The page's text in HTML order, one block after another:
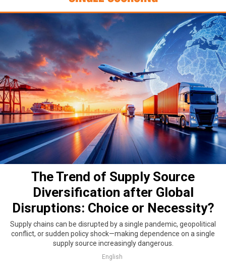
The Trend of Supply Source
Diversification after Global
Disruptions: Choice or Necessity?
Supply chains can be disrupted by a single pandemic, geopolitical
conflict, or sudden policy shock—making dependence on a single
supply source increasingly dangerous.
English